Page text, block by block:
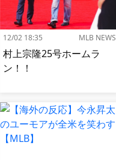
12/02 18:35 MLB NEWS
村上宗隆25号ホームラ
ン！！